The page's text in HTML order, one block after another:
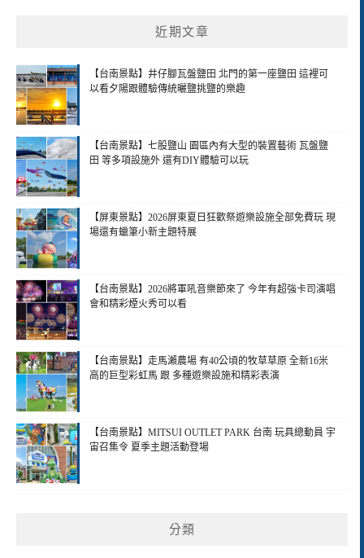
近期文章
【台南景點】井仔腳瓦盤鹽田 北門的第一座鹽田 這裡可
以看夕陽跟體驗傳統曬鹽挑鹽的樂趣
【台南景點】七股鹽山 園區內有大型的裝置藝術 瓦盤鹽
田 等多項設施外 還有DIY體驗可以玩
【屏東景點】2026屏東夏日狂歡祭遊樂設施全部免費玩 現
場還有蠟筆小新主題特展
【台南景點】2026將軍吼音樂節來了 今年有超強卡司演唱
會和精彩煙火秀可以看
【台南景點】走馬瀨農場 有40公頃的牧草草原 全新16米
高的巨型彩虹馬 跟 多種遊樂設施和精彩表演
【台南景點】MITSUI OUTLET PARK 台南 玩具總動員 宇
宙召集令 夏季主題活動登場
分類